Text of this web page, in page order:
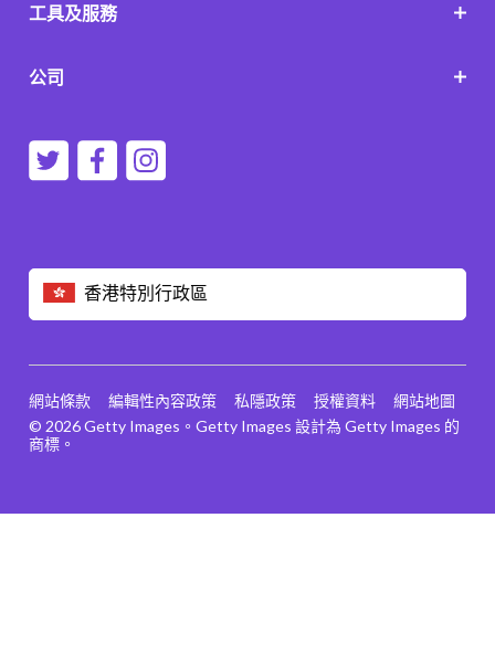
香港特別行政區
工具及服務
公司
© 2026 Getty Images。Getty Images 設計為 Getty Images 的
商標。
網站條款 編輯性內容政策 私隱政策 授權資料 網站地圖